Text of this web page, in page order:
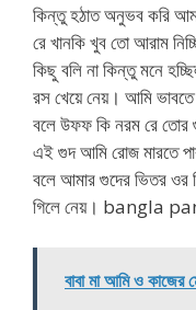
কিন্তু হঠাত অনুভব করি
রে খানকি খুব তো আরাম
কিছু বলি না কিন্তু মনে
রস খেয়ে নেয়। আমি
বলে উফফ কি নরম রে তোর
এই গুদ আমি রোজ মারতে
বলে আমার গুদের ভিতর ওর
গিলে নেয়। bangla
বাবা মা আমি ও কাজের